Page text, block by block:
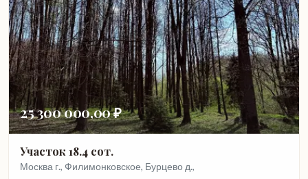
25 300 000,00 ₽
Участок 18.4 сот.
Москва г., Филимонковское, Бурцево д.,